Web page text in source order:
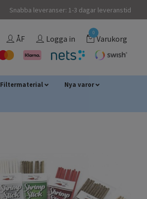
Snabba leveranser: 1-3 dagar leveranstid
ÅF Logga in
0
Varukorg
Filtermaterial Nya varor